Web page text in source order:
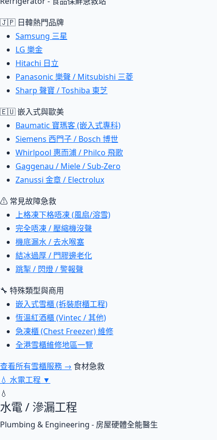
🇯🇵 日韓熱門品牌
Samsung 三星
LG 樂金
Hitachi 日立
Panasonic 樂聲 / Mitsubishi 三菱
Sharp 聲寶 / Toshiba 東芝
🇪🇺 嵌入式與歐美
Baumatic 寶瑪客 (嵌入式專科)
Siemens 西門子 / Bosch 博世
Whirlpool 惠而浦 / Philco 飛歌
Gaggenau / Miele / Sub-Zero
Zanussi 金章 / Electrolux
⚠ 常見故障急救
上格凍下格唔凍 (風扇/溶雪)
完全唔凍 / 壓縮機沒聲
機底漏水 / 去水喉塞
結冰過厚 / 門膠邊老化
跳掣 / 閃燈 / 警報聲
🔧 特殊類型與商用
嵌入式雪櫃 (拆裝廚櫃工程)
恆溫紅酒櫃 (Vintec / 其他)
急凍櫃 (Chest Freezer) 維修
全港雪櫃維修地區一覽
查看所有雪櫃服務 → 食材急救
💧 水電工程 ▼
💧
水電 / 滲漏工程
Plumbing & Engineering - 房屋硬體全能醫生